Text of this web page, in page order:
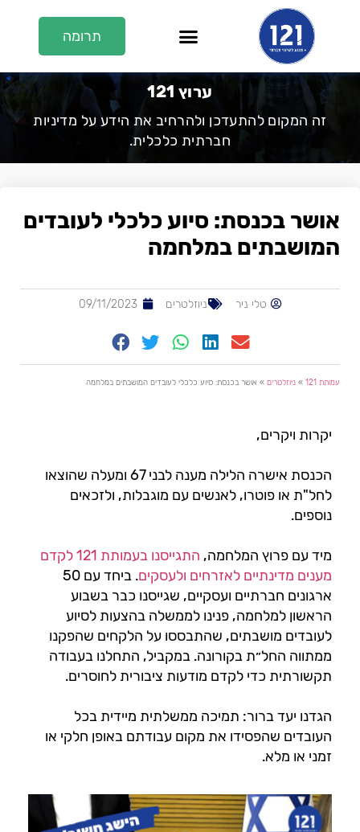
תרומה
ערוץ 121
זה המקום להתעדכן ולהרחיב את הידע על מדיניות
חברתית כלכלית.
אושר בכנסת: סיוע כלכלי לעובדים
המושבתים במלחמה
טלי ניר ניוזלטרים 09/11/2023
עמותת 121 » ניוזלטרים » אושר בכנסת: סיוע כלכלי לעובדים המושבתים במלחמה
יקרות ויקרים,
הכנסת אישרה הלילה מענה לבני 67 ומעלה שהוצאו
לחל"ת או פוטרו, לאנשים עם מוגבלות, ולזכאים
נוספים.
מיד עם פרוץ המלחמה,
התגייסנו בעמותת 121 לקדם
מענים מדינתיים לאזרחים ולעסקים
. ביחד עם 50
ארגונים חברתיים ועסקיים, שגייסנו כבר בשבוע
הראשון למלחמה, פנינו לממשלה בהצעות לסיוע
לעובדים מושבתים, שהתבססו על הלקחים שהפקנו
ממתווה החל״ת בקורונה. במקביל, התחלנו בעבודה
תקשורתית כדי לקדם מודעות ציבורית לחוסרים.
הגדנו יעד ברור: תמיכה ממשלתית מיידית בכל
העובדים שהפסידו את מקום עבודתם באופן חלקי או
זמני או מלא.